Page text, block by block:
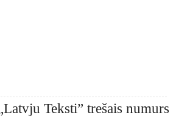
Teksti” trešais numurs